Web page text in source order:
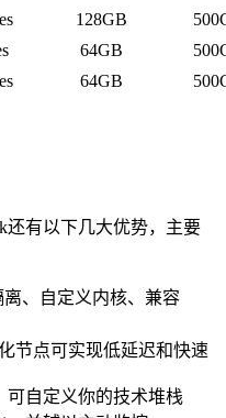
128GB
64GB
64GB
还有以下几大优势，主要
离、自定义内核、兼容
节点可实现低延迟和快速
可自定义你的技术堆栈